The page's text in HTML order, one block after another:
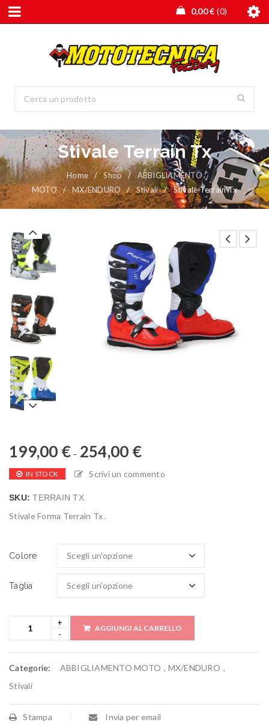
0,00€ 0
Stivale Terrain Tx
Home / Shop /
ABBIGLIAMENTO
MOTO
/ MX/ENDURO / Stivali / Stivale Terrain Tx
199,00 € – 254,00 €
IN STOCK Scrivi un commento
SKU:TERRAIN TX
Stivale Forma Terrain Tx .
Colore
Taglia
AGGIUNGI AL CARRELLO
Categorie: ABBIGLIAMENTO MOTO , MX/ENDURO ,
Stivali
Stampa Invia per email